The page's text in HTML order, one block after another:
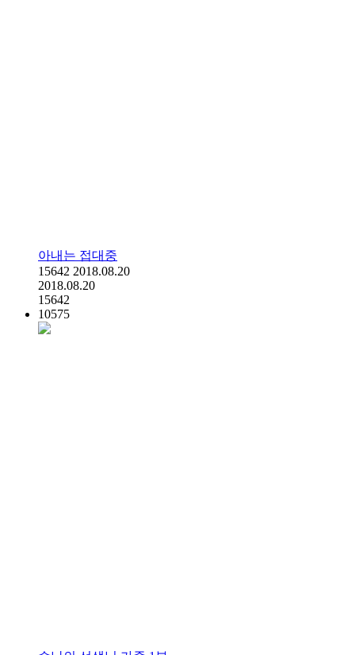
아내는 접대중
15642 2018.08.20
2018.08.20
15642
10575